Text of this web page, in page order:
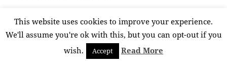
Autor
javier Etiquetas
Barcina
España,Euskadi,Garoña ,Montoro,Obama
1 comentarioen Las medicinas, con doble “receta”
This website uses cookies to improve your experience.
We'll assume you're ok with this, but you can opt-out if you
wish.
Accept Read More